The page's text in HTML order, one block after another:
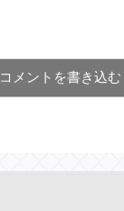
コメントを書き込む